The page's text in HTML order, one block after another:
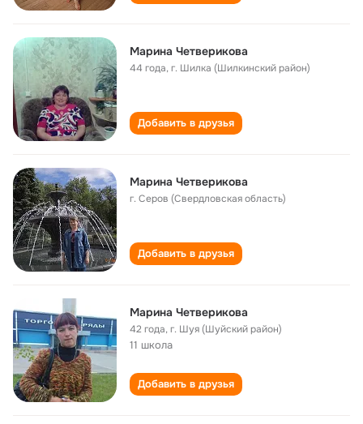
Марина Четверикова
44 года,г. Шилка (Шилкинский район)
Добавить в друзья
Марина Четверикова
г. Серов (Свердловская область)
Добавить в друзья
Марина Четверикова
42 года,г. Шуя (Шуйский район)
11 школа
Добавить в друзья